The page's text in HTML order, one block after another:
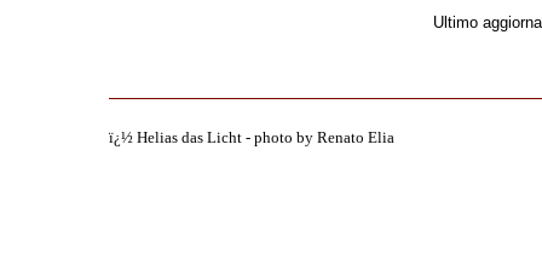
Ultimo
ï¿½ Helias das Licht - photo by Renato Elia